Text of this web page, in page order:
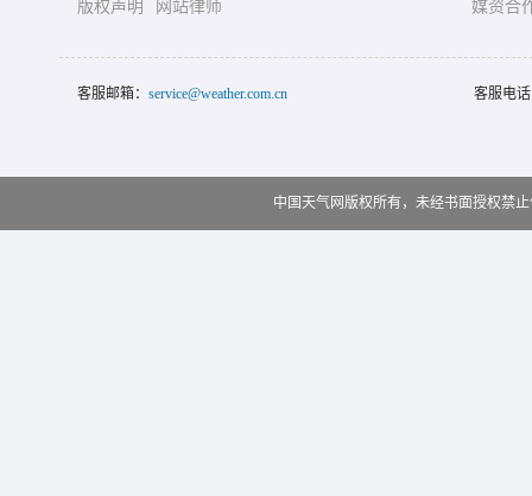
版权声明
网站律师
媒资合
客服邮箱： service@weather.com.cn 客服电
中国天气网版权所有，未经书面授权